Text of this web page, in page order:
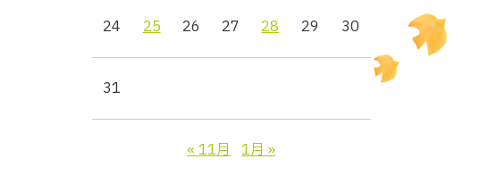
24 25 26 27 28 29 30
31
« 11月 1月 »